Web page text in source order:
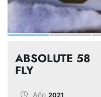
ABSOLUTE 58
FLY
Año 2021